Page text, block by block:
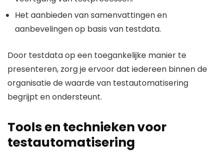
Het aanbieden van samenvattingen en
aanbevelingen op basis van testdata.
Door testdata op een toegankelijke manier te
presenteren, zorg je ervoor dat iedereen binnen de
organisatie de waarde van testautomatisering
begrijpt en ondersteunt.
Tools en technieken voor
testautomatisering